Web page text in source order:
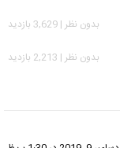
بدون نظر | 3,629 بازدید
بدون نظر | 2,213 بازدید